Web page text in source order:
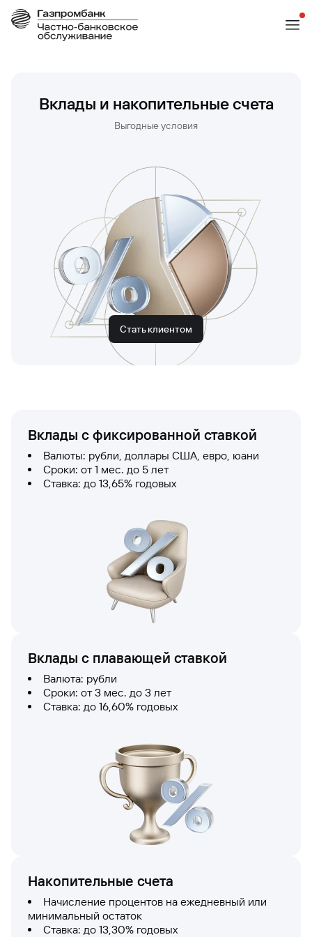
Вклады и накопительные счета
Выгодные условия
Стать клиентом
Вклады с фиксированной ставкой
Валюты: рубли, доллары США, евро, юани
Сроки: от 1 мес. до 5 лет
Ставка: до 13,65% годовых
Вклады с плавающей ставкой
Валюта: рубли
Сроки: от 3 мес. до 3 лет
Ставка: до 16,60% годовых
Накопительные счета
Начисление процентов на ежедневный или
минимальный остаток
Ставка: до 13,30% годовых